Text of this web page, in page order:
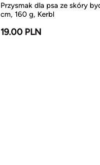
Przysmak dla psa ze skóry
cm, 160 g, Kerbl
19.00 PLN